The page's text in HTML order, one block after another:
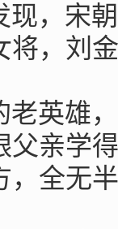
现，宋
将，刘
老英雄
父亲学
，全无